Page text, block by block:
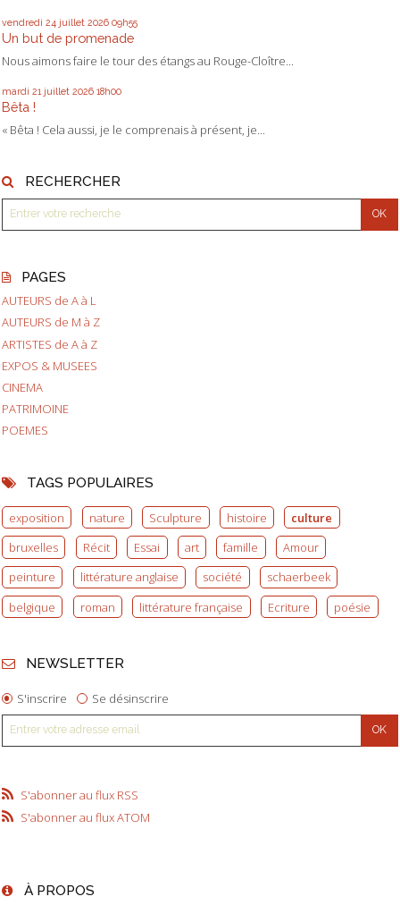
vendredi 24 juillet 2026 09h55
Un but de promenade
Nous aimons faire le tour des étangs au Rouge-Cloître...
mardi 21 juillet 2026 18h00
Bêta !
« Bêta ! Cela aussi, je le comprenais à présent, je...
RECHERCHER
PAGES
AUTEURS de A à L
AUTEURS de M à Z
ARTISTES de A à Z
EXPOS & MUSEES
CINEMA
PATRIMOINE
POEMES
TAGS POPULAIRES
exposition nature Sculpture histoire
culture
bruxelles
Récit Essai art famille
Amour
peinture
littérature anglaise société
schaerbeek
belgique
roman littérature française Ecriture poésie
NEWSLETTER
S'inscrire Se désinscrire
S'abonner au flux RSS
S'abonner au flux ATOM
À PROPOS